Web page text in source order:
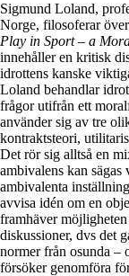
Sigmund Loland,
Norge, filosoferar
Play in Sport – a
innehåller en kritisk
idrottens kanske
Loland behandlar
frågor utifrån ett
använder sig av tre
kontraktsteori,
Det rör sig alltså en
ambivalens kan
ambivalenta
avvisa idén om en
framhäver
diskussioner, dvs det
normer från osunda –
försöker genomföra